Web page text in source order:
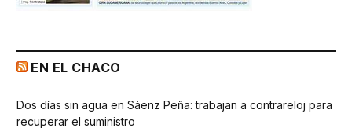
EN EL CHACO
Dos días sin agua en Sáenz Peña: trabajan a contrareloj para
recuperar el suministro